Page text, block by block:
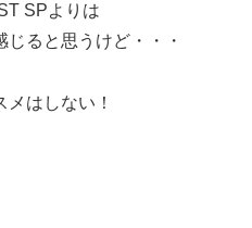
SPよりは
ると思うけど・・・
はしない！